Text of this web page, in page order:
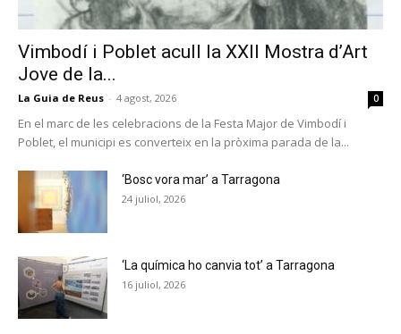
Vimbodí i Poblet acull la XXII Mostra d’Art
Jove de la...
La Guia de Reus - 4 agost, 2026 0
En el marc de les celebracions de la Festa Major de Vimbodí i
Poblet, el municipi es converteix en la pròxima parada de la...
‘Bosc vora mar’ a Tarragona
24 juliol, 2026
‘La química ho canvia tot’ a Tarragona
16 juliol, 2026